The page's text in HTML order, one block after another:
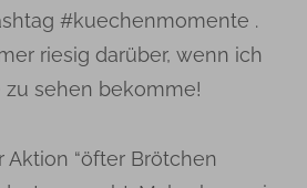
#kuechenmomente .
riesig darüber, wenn ich
zu sehen bekomme!
Aktion “öfter Brötchen